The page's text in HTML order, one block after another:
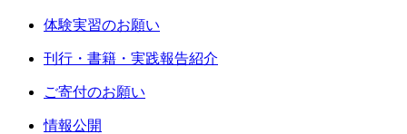
体験実習のお願い
刊行・書籍・実践報告紹介
ご寄付のお願い
情報公開